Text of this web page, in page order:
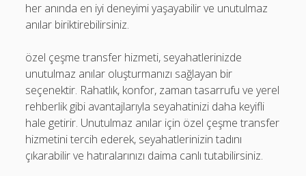
her anında en iyi deneyimi yaşayabilir ve unutulmaz
anılar biriktirebilirsiniz.
özel çeşme transfer hizmeti, seyahatlerinizde
unutulmaz anılar oluşturmanızı sağlayan bir
seçenektir. Rahatlık, konfor, zaman tasarrufu ve yerel
rehberlik gibi avantajlarıyla seyahatinizi daha keyifli
hale getirir. Unutulmaz anılar için özel çeşme transfer
hizmetini tercih ederek, seyahatlerinizin tadını
çıkarabilir ve hatıralarınızı daima canlı tutabilirsiniz.